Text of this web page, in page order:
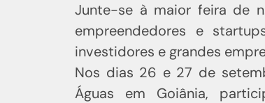
Junte-se à maior feira de
empreendedores e
investidores e grandes
Nos dias 26 e 27 de
Águas em Goiânia,